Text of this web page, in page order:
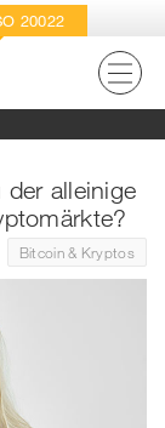
20022
alleinige
Bitcoin & Kryptos